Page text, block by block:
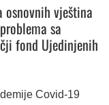
vještina
sa
fond Ujedinjenih
Covid-19